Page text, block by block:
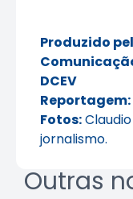
Produzido
DCEV
Reportagem:
Fotos:
jornalismo.
Outras